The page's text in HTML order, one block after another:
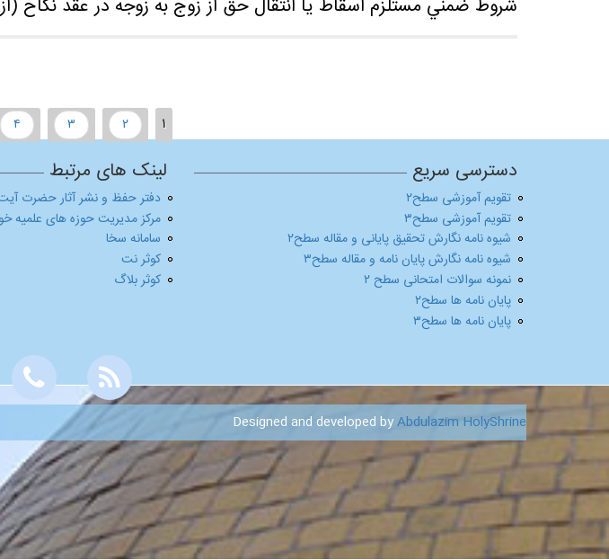
شروط ضمني مستلزم اسقاط يا انتقال حقّ از زوج به زوجه در عقد
۱ ۲ ۳ ۴
دسترسی سریع
تقویم آموزشی سطح۲
تقویم آموزشی سطح۳
شیوه نامه نگارش تحقیق پایانی و مقاله سطح۲
شیوه نامه نگارش پایان نامه و مقاله سطح۳
نمونه سوالات امتحانی سطح ۲
پایان نامه ها سطح۲
پایان نامه ها سطح۳
لینک های مرتبط
دفتر حفظ و نشر آثار حضرت
مرکز مدیریت حوزه های علمیه
سامانه سخا
کوثر نت
کوثر بلاگ
Designed and developed byAbdulazim HolyShrine